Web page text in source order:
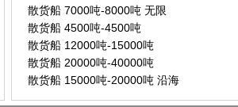
散货船 7000吨-8000吨 无限
散货船 4500吨-4500吨
散货船 12000吨-15000吨
散货船 20000吨-40000吨
散货船 15000吨-20000吨 沿海